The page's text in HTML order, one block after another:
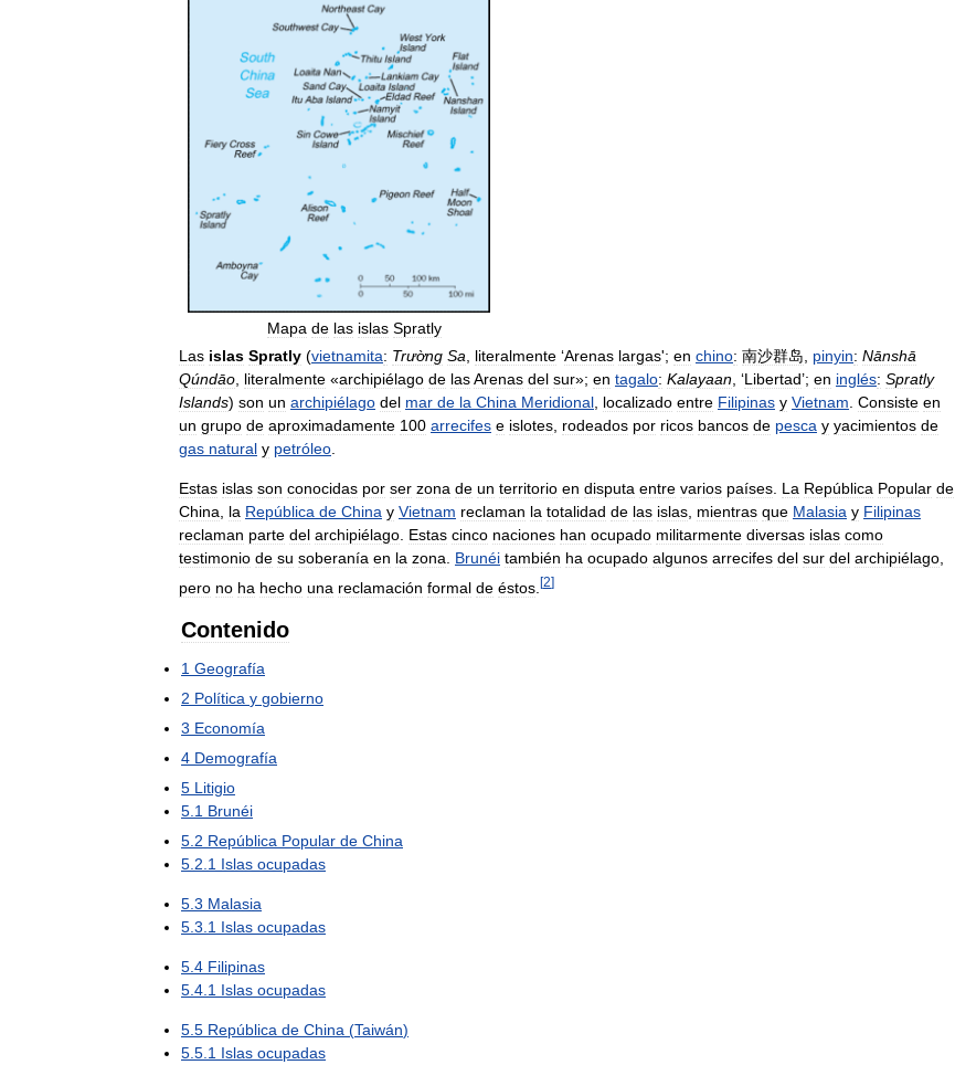
Mapa de las islas Spratly
Las islas Spratly (vietnamita: Trường Sa literalmente ‘Arenas largas'; en chino: 南沙群岛 pinyin: Nānshā
Qúndāo literalmente «archipiélago de lasArenas del sur»; en tagalo: Kalayaan , ‘Libertad’; en inglés: Spratly
Islands) son un archipiélago del mar de la China Meridional localizado entre Filipinas y Vietnam Consiste en
un grupo de aproximadamente 100 arrecifes e islotes rodeados por ricos bancos de pesca y yacimientos de
gas natural y petróleo
Estas islas son conocidas por ser zona de un territorio en disputa entre varios países La República Popular de
China
la República de China y Vietnam reclaman la totalidad de las islas mientras que Malasia y Filipinas
reclaman parte del archipiélago Estas cinco naciones han ocupado militarmente diversas islas como
testimonio de su soberanía en la zona Brunéi también ha ocupado algunos arrecifes del sur del archipiélago
pero no ha hecho una reclamación formal de éstos [2]
Contenido
1 Geografía
2 Política y gobierno
3 Economía
4 Demografía
5 Litigio
5 1 Brunéi
5 2 República Popular de China
5 2 1 Islas ocupadas
5 3 Malasia
5 3 1 Islas ocupadas
5 4 Filipinas
5 4 1 Islas ocupadas
5 5 República de China (Taiwán)
5 5 1 Islas ocupadas